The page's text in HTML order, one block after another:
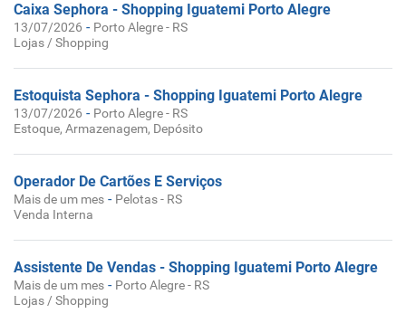
Caixa Sephora - Shopping Iguatemi Porto Alegre
13/07/2026 - Porto Alegre - RS
Lojas / Shopping
Estoquista Sephora - Shopping Iguatemi Porto Alegre
13/07/2026 - Porto Alegre - RS
Estoque, Armazenagem, Depósito
Operador De Cartões E Serviços
Mais de um mes - Pelotas - RS
Venda Interna
Assistente De Vendas - Shopping Iguatemi Porto Alegre
Mais de um mes - Porto Alegre - RS
Lojas / Shopping